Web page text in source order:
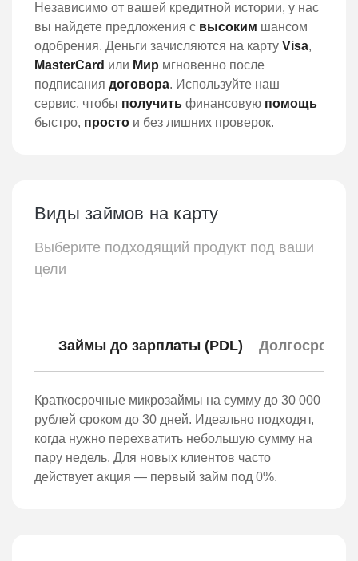
Независимо от вашей кредитной истории, у нас
вы найдете предложения с высоким шансом
одобрения. Деньги зачисляются на карту Visa,
MasterCard или Мир мгновенно после
подписания договора. Используйте наш
сервис, чтобы получить финансовую помощь
быстро, просто и без лишних проверок.
Виды займов на карту
Выберите подходящий продукт под ваши
цели
Займы до зарплаты (PDL)
Краткосрочные микрозаймы на сумму до 30 000
рублей сроком до 30 дней. Идеально подходят,
когда нужно перехватить небольшую сумму на
пару недель. Для новых клиентов часто
действует акция — первый займ под 0%.